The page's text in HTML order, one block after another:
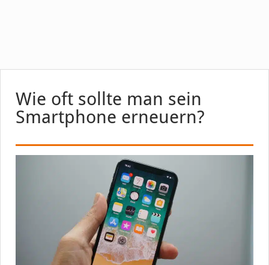
Wie oft sollte man sein
Smartphone erneuern?